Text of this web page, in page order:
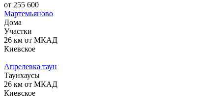
от 255 600
Мартемьяново
Дома
Участки
26 км от МКАД
Киевское
Апрелевка таун
Таунхаусы
26 км от МКАД
Киевское